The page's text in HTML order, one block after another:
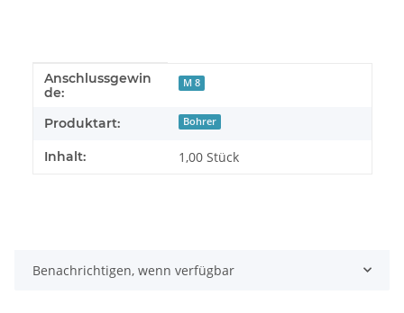
Produkteigenschaft
Wert
Anschlussgewin
de:
M 8
Produktart: Bohrer
Inhalt: 1,00 Stück
Benachrichtigen, wenn verfügbar